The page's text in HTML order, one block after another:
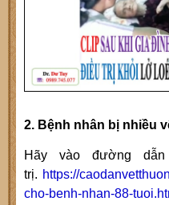
2. Bệnh nhân bị nhiều
Hãy vào đường
trị. https://
cho-benh-nhan-88-